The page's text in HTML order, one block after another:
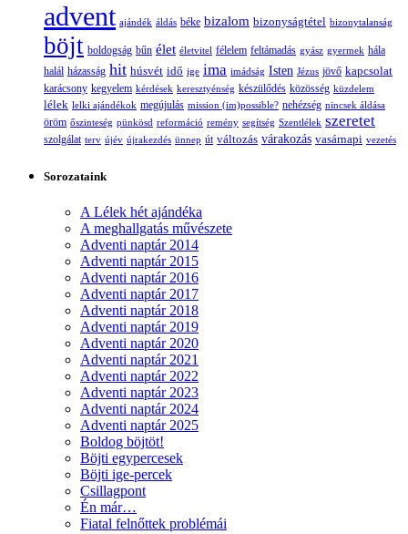
advent ajándék áldás béke bizalom bizonyságtétel bizonytalanság
böjt boldogság bűn élet életvitel félelem feltámadás gyász gyermek hála
halál házasság hit húsvét idő ige ima imádság Isten Jézus jövő kapcsolat
karácsony kegyelem kérdések keresztyénség készülődés közösség küzdelem
lélek lelki ajándékok megújulás mission (im)possible? nehézség nincsek áldása
öröm őszinteség pünkösd reformáció remény segítség Szentlélek szeretet
szolgálat terv újév újrakezdés ünnep út változás várakozás vasárnapi vezetés
Sorozataink
A Lélek hét ajándéka
A meghallgatás művészete
Adventi naptár 2014
Adventi naptár 2015
Adventi naptár 2016
Adventi naptár 2017
Adventi naptár 2018
Adventi naptár 2019
Adventi naptár 2020
Adventi naptár 2021
Adventi naptár 2022
Adventi naptár 2023
Adventi naptár 2024
Adventi naptár 2025
Boldog böjtöt!
Böjti egypercesek
Böjti ige-percek
Csillagpont
Én már…
Fiatal felnőttek problémái